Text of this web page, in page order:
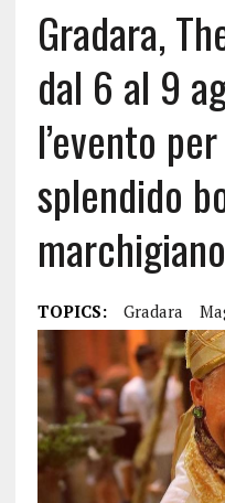
Gradara,
dal 6 al 9
l’evento
splendido
marchigiano
TOPICS: Gradara